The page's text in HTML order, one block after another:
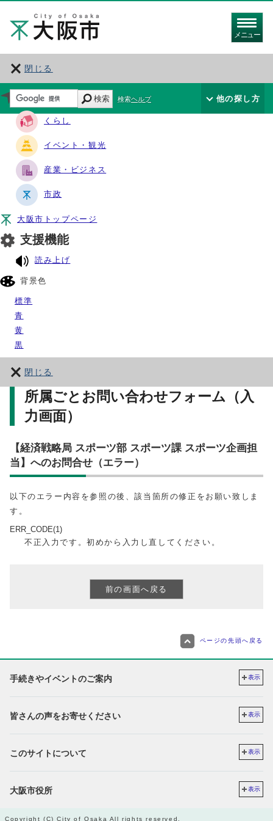
メニュー
閉じる
サイト・ナビ
くらし
イベント・観光
産業・ビジネス
市政
大阪市トップページ
支援機能
読み上げ
背景色
標準
青
黄
黒
閉じる
検索 検索ヘルプ 他の探し方
所属ごとお問い合わせフォーム（入
力画面）
【経済戦略局 スポーツ部 スポーツ課 スポーツ企画担
当】へのお問合せ（エラー）
以下のエラー内容を参照の後、該当箇所の修正をお願い致しま
す。
ERR_CODE(1)
不正入力です。初めから入力し直してください。
ページの先頭へ戻る
手続きやイベントのご案内 表示
皆さんの声をお寄せください 表示
このサイトについて 表示
大阪市役所 表示
Copyright (C) City of Osaka All rights reserved.